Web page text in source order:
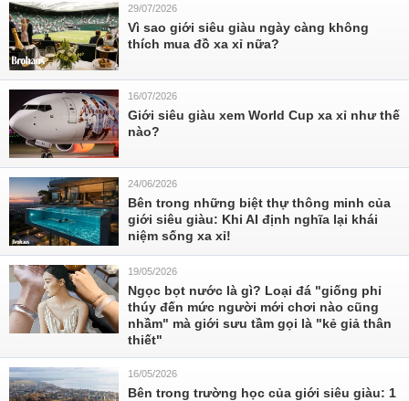
29/07/2026
Vì sao giới siêu giàu ngày càng không
thích mua đồ xa xỉ nữa?
16/07/2026
Giới siêu giàu xem World Cup xa xỉ như thế
nào?
24/06/2026
Bên trong những biệt thự thông minh của
giới siêu giàu: Khi AI định nghĩa lại khái
niệm sống xa xỉ!
19/05/2026
Ngọc bọt nước là gì? Loại đá "giống phỉ
thúy đến mức người mới chơi nào cũng
nhầm" mà giới sưu tầm gọi là "kẻ giả thân
thiết"
16/05/2026
Bên trong trường học của giới siêu giàu: 1